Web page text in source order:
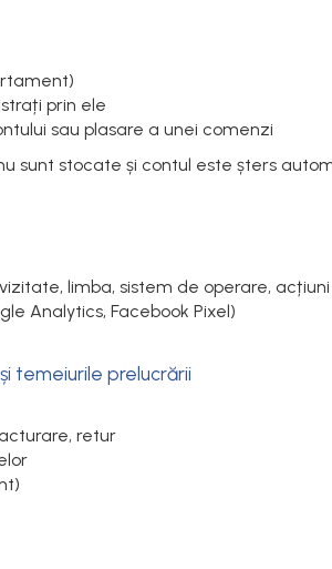
prin ele
sau plasare a unei comenzi
sunt stocate și contul este șters
limba, sistem de operare,
Analytics, Facebook Pixel)
temeiurile prelucrării
retur